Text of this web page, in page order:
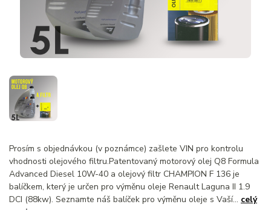
Prosím s objednávkou (v poznámce) zašlete VIN pro kontrolu
vhodnosti olejového filtru.Patentovaný motorový olej Q8 Formula
Advanced Diesel 10W-40 a olejový filtr CHAMPION F 136 je
balíčkem, který je určen pro výměnu oleje Renault Laguna II 1.9
DCI (88kw). Seznamte náš balíček pro výměnu oleje s Vaší... celý